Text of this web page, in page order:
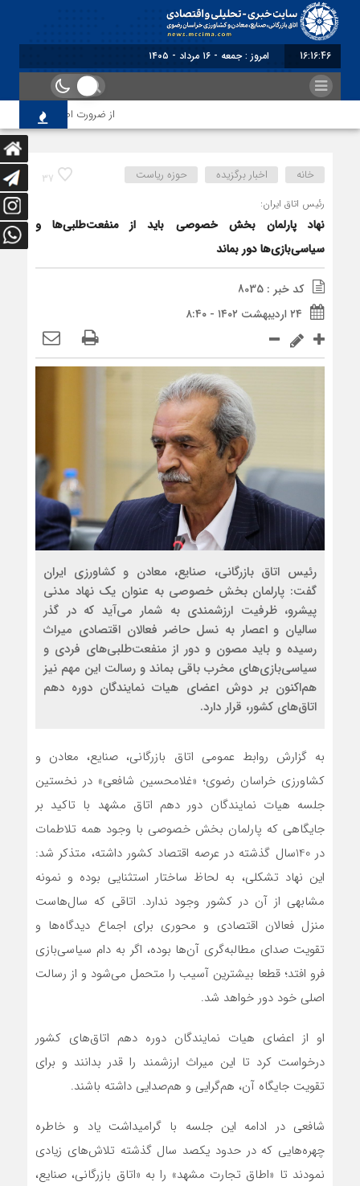
16:16:47 امروز : جمعه - ۱۶ مرداد - ۱۴۰۵
از ضرورت اصلاح رویه‌های
37 خانه اخبار برگزیده حوزه ریاست
رئیس اتاق ایران:
نهاد پارلمان بخش خصوصی باید از منفعت‌طلبی‌ها و
سیاسی‌بازی‌ها دور بماند
کد خبر : 8035
۲۴ اردیبهشت ۱۴۰۲ - ۸:۴۰
رئیس اتاق بازرگانی، صنایع، معادن و کشاورزی ایران
گفت: پارلمان بخش خصوصی به عنوان یک نهاد مدنی
پیشرو، ظرفیت ارزشمندی به شمار می‌آید که در گذر
سالیان و اعصار به نسل حاضر فعالان اقتصادی میراث
رسیده و باید مصون و دور از منفعت‌طلبی‌های فردی و
سیاسی‌بازی‌های مخرب باقی بماند و رسالت این مهم نیز
هم‌اکنون بر دوش اعضای هیات نمایندگان دوره دهم
اتاق‌های کشور، قرار دارد.
به گزارش روابط عمومی اتاق بازرگانی، صنایع، معادن و
کشاورزی خراسان رضوی؛ «غلامحسین شافعی» در نخستین
جلسه هیات نمایندگان دور دهم اتاق مشهد با تاکید بر
جایگاهی که پارلمان بخش خصوصی با وجود همه تلاطمات
در 140سال گذشته در عرصه اقتصاد کشور داشته، متذکر شد:
این نهاد تشکلی، به لحاظ ساختار استثنایی بوده و نمونه
مشابهی از آن در کشور وجود ندارد. اتاقی که سال‌هاست
منزل فعالان اقتصادی و محوری برای اجماع دیدگاه‌ها و
تقویت صدای مطالبه‌گری آن‌ها بوده، اگر به دام سیاسی‌بازی
فرو افتد؛ قطعا بیشترین آسیب را متحمل می‌شود و از رسالت
اصلی خود دور خواهد شد.
او از اعضای هیات نمایندگان دوره دهم اتاق‌های کشور
درخواست کرد تا این میراث ارزشمند را قدر بدانند و برای
تقویت جایگاه آن، هم‌گرایی و هم‌صدایی داشته باشند.
شافعی در ادامه این جلسه با گرامیداشت یاد و خاطره
چهره‌هایی که در حدود یکصد سال گذشته تلاش‌های زیادی
نمودند تا «اطاق تجارت مشهد» را به «اتاق بازرگانی، صنایع،